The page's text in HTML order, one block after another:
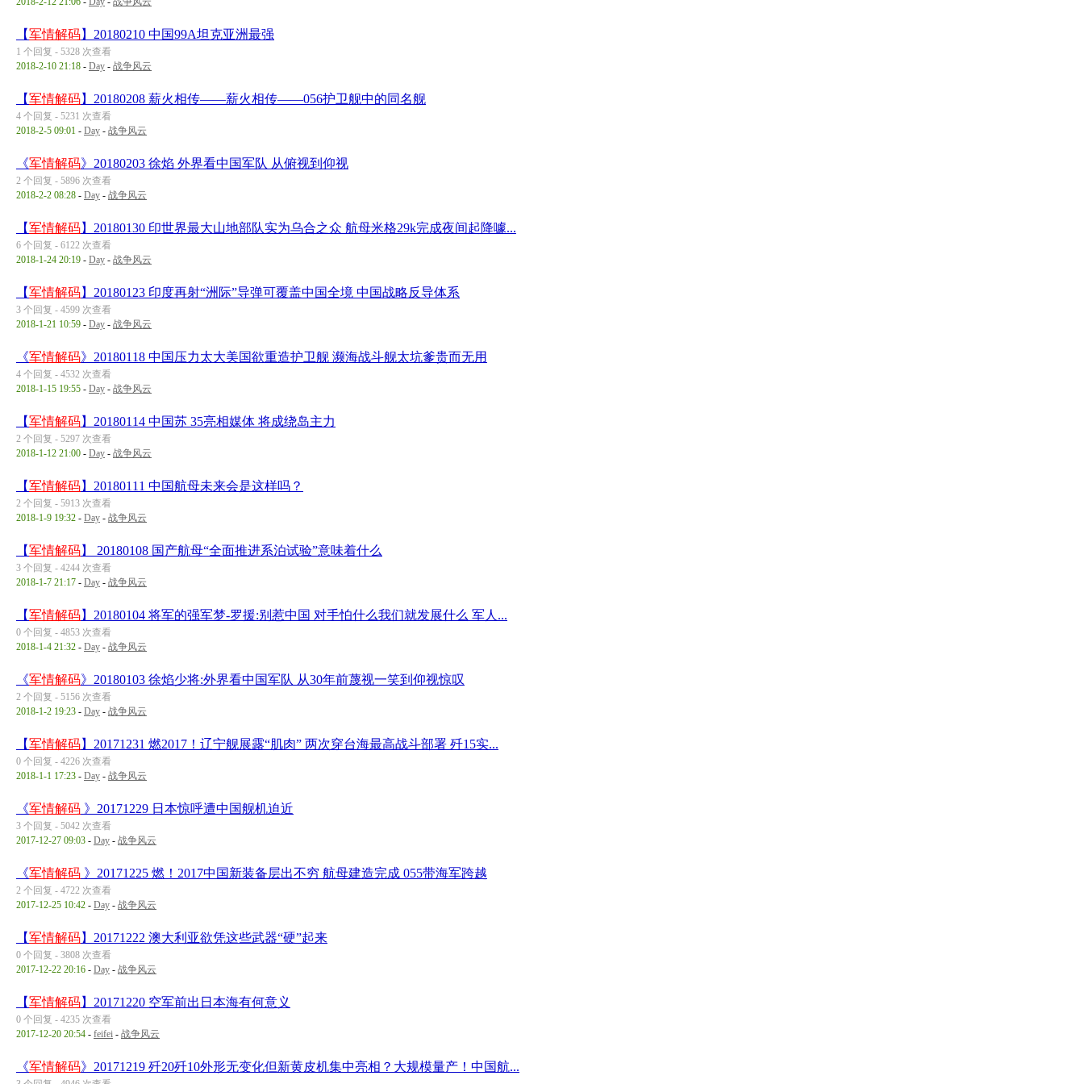
【军情解码】20180210 中国99A坦克亚洲最强
1 个回复 - 5328 次查看
2018-2-10 21:18 - Day - 战争风云
【军情解码】20180208 薪火相传——薪火相传——056护卫舰中的同名舰
4 个回复 - 5231 次查看
2018-2-5 09:01 - Day - 战争风云
《军情解码》20180203 徐焰 外界看中国军队 从俯视到仰视
2 个回复 - 5896 次查看
2018-2-2 08:28 - Day - 战争风云
【军情解码】20180130 印世界最大山地部队实为乌合之众 航母米格29k完成夜间起降噱...
6 个回复 - 6122 次查看
2018-1-24 20:19 - Day - 战争风云
【军情解码】20180123 印度再射“洲际”导弹可覆盖中国全境 中国战略反导体系
3 个回复 - 4599 次查看
2018-1-21 10:59 - Day - 战争风云
《军情解码》20180118 中国压力太大美国欲重造护卫舰 濒海战斗舰太坑爹贵而无用
4 个回复 - 4532 次查看
2018-1-15 19:55 - Day - 战争风云
【军情解码】20180114 中国苏 35亮相媒体 将成绕岛主力
2 个回复 - 5297 次查看
2018-1-12 21:00 - Day - 战争风云
【军情解码】20180111 中国航母未来会是这样吗？
2 个回复 - 5913 次查看
2018-1-9 19:32 - Day - 战争风云
【军情解码】 20180108 国产航母“全面推进系泊试验”意味着什么
3 个回复 - 4244 次查看
2018-1-7 21:17 - Day - 战争风云
【军情解码】20180104 将军的强军梦-罗援:别惹中国 对手怕什么我们就发展什么 军人...
0 个回复 - 4853 次查看
2018-1-4 21:32 - Day - 战争风云
《军情解码》20180103 徐焰少将:外界看中国军队 从30年前蔑视一笑到仰视惊叹
2 个回复 - 5156 次查看
2018-1-2 19:23 - Day - 战争风云
【军情解码】20171231 燃2017！辽宁舰展露“肌肉” 两次穿台海最高战斗部署 歼15实...
0 个回复 - 4226 次查看
2018-1-1 17:23 - Day - 战争风云
《军情解码 》20171229 日本惊呼遭中国舰机迫近
3 个回复 - 5042 次查看
2017-12-27 09:03 - Day - 战争风云
《军情解码 》20171225 燃！2017中国新装备层出不穷 航母建造完成 055带海军跨越
2 个回复 - 4722 次查看
2017-12-25 10:42 - Day - 战争风云
【军情解码】20171222 澳大利亚欲凭这些武器“硬”起来
0 个回复 - 3808 次查看
2017-12-22 20:16 - Day - 战争风云
【军情解码】20171220 空军前出日本海有何意义
0 个回复 - 4235 次查看
2017-12-20 20:54 - feifei - 战争风云
《军情解码》20171219 歼20歼10外形无变化但新黄皮机集中亮相？大规模量产！中国航...